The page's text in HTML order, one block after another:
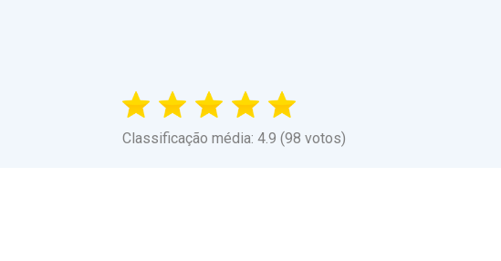
Classificação média: 4.9 (98 votos)